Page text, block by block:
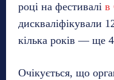
році на фестивалі в
дискваліфікували
кілька років — ще
Очікується, що